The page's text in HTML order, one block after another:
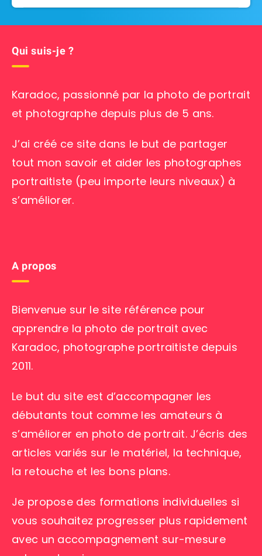
Qui suis-je ?
Karadoc, passionné par la photo de portrait
et photographe depuis plus de 5 ans.
J’ai créé ce site dans le but de partager
tout mon savoir et aider les photographes
portraitiste (peu importe leurs niveaux) à
s’améliorer.
A propos
Bienvenue sur le site référence pour
apprendre la photo de portrait avec
Karadoc, photographe portraitiste depuis
2011.
Le but du site est d’accompagner les
débutants tout comme les amateurs à
s’améliorer en photo de portrait. J’écris des
articles variés sur le matériel, la technique,
la retouche et les bons plans.
Je propose des formations individuelles si
vous souhaitez progresser plus rapidement
avec un accompagnement sur-mesure